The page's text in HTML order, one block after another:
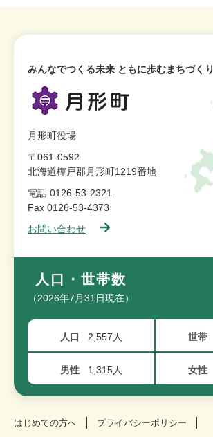
みんなでつくる未来 ともに歩むまちづくり
月形町役場
〒061-0592
北海道樺戸郡月形町1219番地
電話 0126-53-2321
Fax 0126-53-4373
お問い合わせ
人口・世帯数
（2026年7月31日現在）
人口 2,557人 世帯
男性 1,315人 女性
はじめての方へ プライバシーポリシー